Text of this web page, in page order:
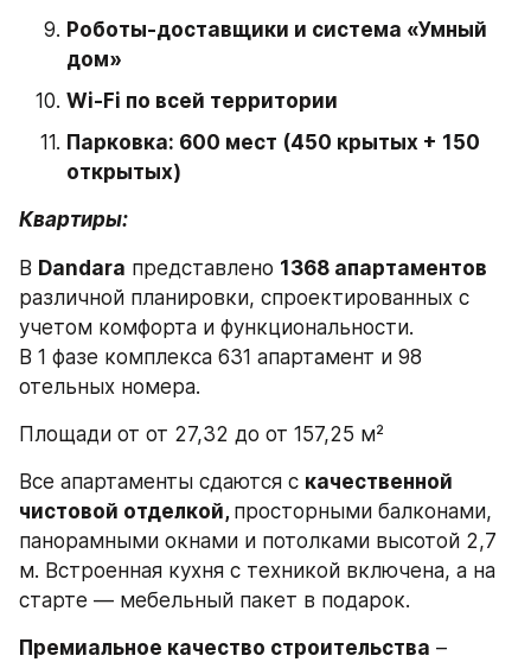
Роботы-доставщики и система «Умный
дом»
Wi-Fi по всей территории
Парковка: 600 мест (450 крытых + 150
открытых)
Квартиры:
В Dandara представлено 1368 апартаментов
различной планировки, спроектированных с
учетом комфорта и функциональности.
В 1 фазе комплекса 631 апартамент и 98
отельных номера.
Площади от от 27,32 до от 157,25 м²
Все апартаменты сдаются с качественной
чистовой отделкой, просторными балконами,
панорамными окнами и потолками высотой 2,7
м. Встроенная кухня с техникой включена, а на
старте — мебельный пакет в подарок.
Премиальное качество строительства –